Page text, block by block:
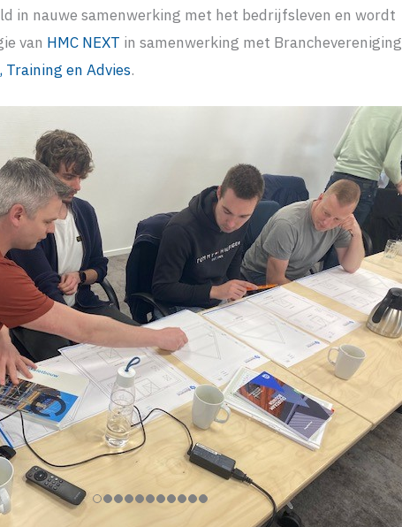
in nauwe samenwerking met het bedrijfsleven en wordt
van HMC NEXT in samenwerking met Branchevereniging
Training en Advies.